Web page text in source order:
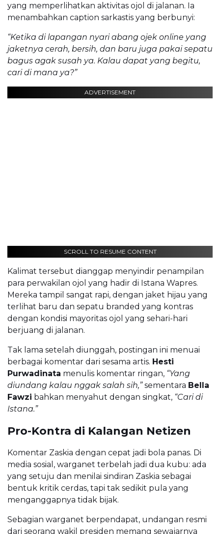
yang memperlihatkan aktivitas ojol di jalanan. Ia
menambahkan caption sarkastis yang berbunyi:
“Ketika di lapangan nyari abang ojek online yang
jaketnya cerah, bersih, dan baru juga pakai sepatu
bagus agak susah ya. Kalau dapat yang begitu,
cari di mana ya?”
ADVERTISEMENT
SCROLL TO RESUME CONTENT
Kalimat tersebut dianggap menyindir penampilan
para perwakilan ojol yang hadir di Istana Wapres.
Mereka tampil sangat rapi, dengan jaket hijau yang
terlihat baru dan sepatu branded yang kontras
dengan kondisi mayoritas ojol yang sehari-hari
berjuang di jalanan.
Tak lama setelah diunggah, postingan ini menuai
berbagai komentar dari sesama artis. Hesti
Purwadinata menulis komentar ringan, “Yang
diundang kalau nggak salah sih,”sementara Bella
Fawzi bahkan menyahut dengan singkat, “Cari di
Istana.”
Pro-Kontra di Kalangan Netizen
Komentar Zaskia dengan cepat jadi bola panas. Di
media sosial, warganet terbelah jadi dua kubu: ada
yang setuju dan menilai sindiran Zaskia sebagai
bentuk kritik cerdas, tapi tak sedikit pula yang
menganggapnya tidak bijak.
Sebagian warganet berpendapat, undangan resmi
dari seorang wakil presiden memang sewajarnya